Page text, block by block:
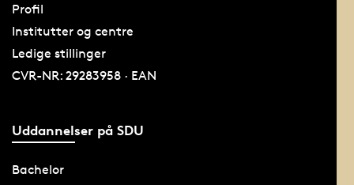
Profil
Institutter og centre
Ledige stillinger
CVR-NR: 29283958 · EAN
Uddannelser på SDU
Bachelor